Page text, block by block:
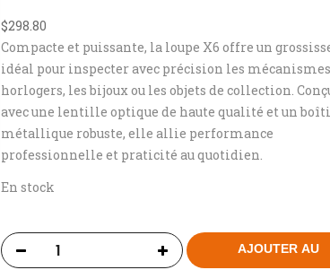
$298.80
Compacte et puissante, la loupe X6 offre un
idéal pour inspecter avec précision les
horlogers, les bijoux ou les objets de collection.
avec une lentille optique de haute qualité et un
métallique robuste, elle allie performance
professionnelle et praticité au quotidien.
En stock
AJOUTER AU